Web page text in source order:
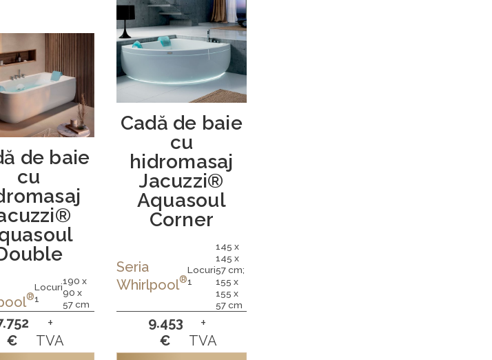
de baie
cu
®
Locuri
1
190 x
90 x
57 cm
€
+
TVA
Cadă de baie
cu
hidromasaj
Jacuzzi®
Aquasoul
Corner
Seria
Whirlpool®
Locuri
1
145 x
145 x
57 cm;
155 x
155 x
57 cm
9.453
€
+
TVA